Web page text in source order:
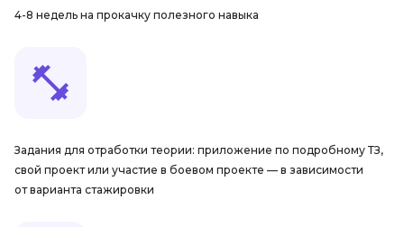
4-8 недель на прокачку полезного навыка
Задания для отработки теории: приложение по подробному ТЗ,
свой проект или участие в боевом проекте — в зависимости
от варианта стажировки